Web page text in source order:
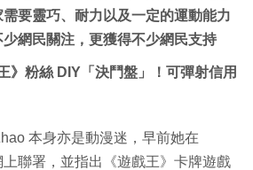
要靈巧、耐力以及一定的運動能力
網民關注，更獲得不少網民支持
》粉絲 DIY「決鬥盤」！可彈射信用
本身亦是動漫迷，早前她在
聯署，並指出《遊戲王》卡牌遊戲